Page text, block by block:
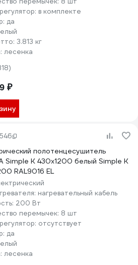
в комплекте
да
3.813 кг
лесенка
₽
полотенцесушитель
Simple K 430x1200 белый Simple K
RAL9016 EL
нагревательный кабель
200 Вт
перемычек: 8 шт
отсутствует
да
лесенка